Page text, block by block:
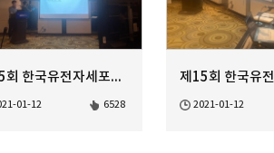
제15회 한국유전자세포치료학회 정기학술대회
01-12 6528 2021-01-12